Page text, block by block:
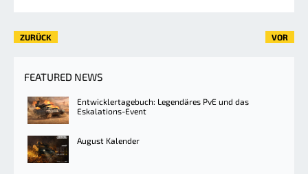
ZURÜCK VOR
FEATURED NEWS
Entwicklertagebuch: Legendäres PvE und das
Eskalations-Event
August Kalender